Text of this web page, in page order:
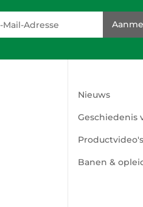
Nieuws
Geschiedenis
Productvideo's
Banen &